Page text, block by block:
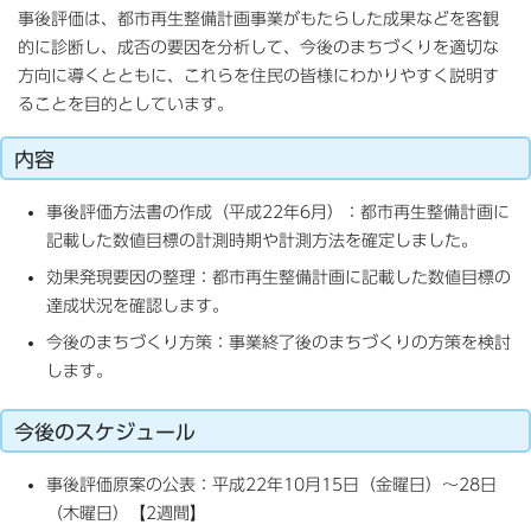
事後評価は、都市再生整備計画事業がもたらした成果などを客観
的に診断し、成否の要因を分析して、今後のまちづくりを適切な
方向に導くとともに、これらを住民の皆様にわかりやすく説明す
ることを目的としています。
内容
事後評価方法書の作成（平成22年6月）：都市再生整備計画に
記載した数値目標の計測時期や計測方法を確定しました。
効果発現要因の整理：都市再生整備計画に記載した数値目標の
達成状況を確認します。
今後のまちづくり方策：事業終了後のまちづくりの方策を検討
します。
今後のスケジュール
事後評価原案の公表：平成22年10月15日（金曜日）～28日
（木曜日）【2週間】